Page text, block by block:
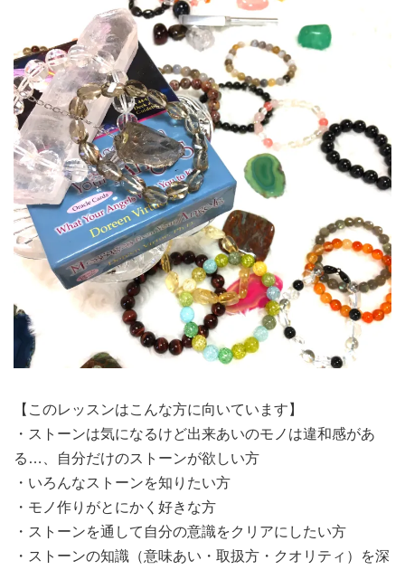
【このレッスンはこんな方に向いています】
・ストーンは気になるけど出来あいのモノは違和感があ
る…、自分だけのストーンが欲しい方
・いろんなストーンを知りたい方
・モノ作りがとにかく好きな方
・ストーンを通して自分の意識をクリアにしたい方
・ストーンの知識（意味あい・取扱方・クオリティ）を深